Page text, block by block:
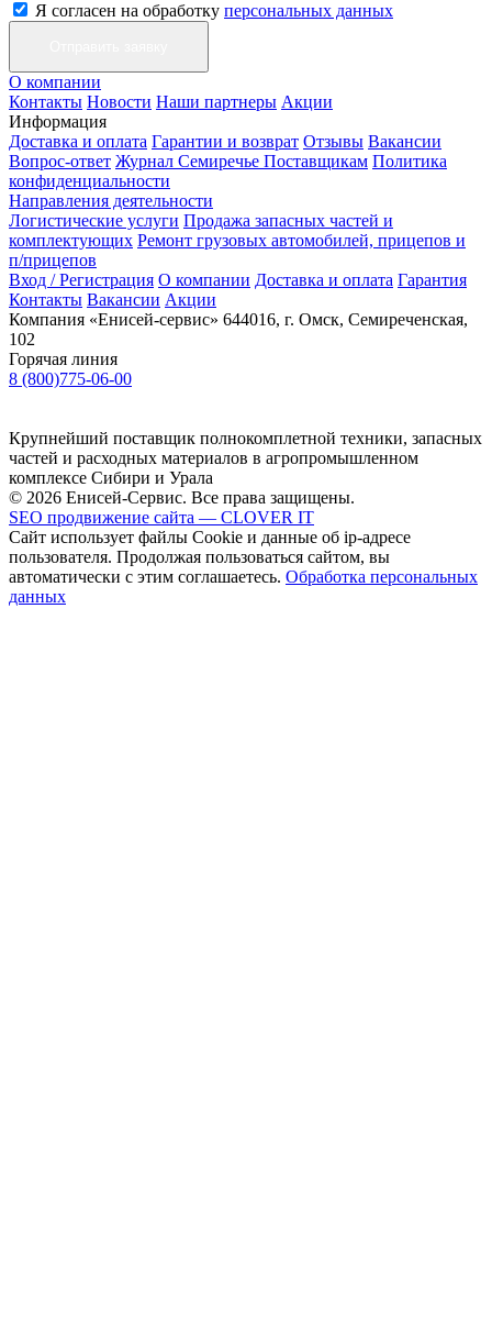
Я согласен на обработку персональных данных
О компании
Контакты Новости Наши партнеры Акции
Информация
Доставка и оплата Гарантии и возврат Отзывы Вакансии
Вопрос-ответ Журнал Семиречье Поставщикам Политика
конфиденциальности
Направления деятельности
Логистические услуги Продажа запасных частей и
комплектующих Ремонт грузовых автомобилей, прицепов и
п/прицепов
Вход / Регистрация О компании Доставка и оплата Гарантия
Контакты Вакансии Акции
Компания «Енисей-сервис» 644016, г. Омск, Семиреченская,
102
Горячая линия
8 (800)775-06-00
Крупнейший поставщик полнокомплетной техники, запасных
частей и расходных материалов в агропромышленном
комплексе Сибири и Урала
© 2026 Енисей-Сервис. Все права защищены.
SEO продвижение сайта — CLOVER IT
Сайт использует файлы Cookie и данные об ip-адресе
пользователя. Продолжая пользоваться сайтом, вы
автоматически с этим соглашаетесь. Обработка персональных
данных